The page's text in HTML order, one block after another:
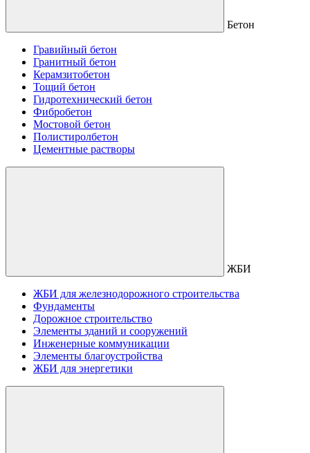
Бетон
Гравийный бетон
Гранитный бетон
Керамзитобетон
Тощий бетон
Гидротехнический бетон
Фибробетон
Мостовой бетон
Полистиролбетон
Цементные растворы
ЖБИ
ЖБИ для железнодорожного строительства
Фундаменты
Дорожное строительство
Элементы зданий и сооружений
Инженерные коммуникации
Элементы благоустройства
ЖБИ для энергетики